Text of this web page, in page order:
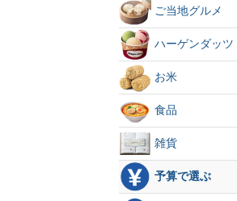
ご当地グルメ
ハーゲンダッツ
お米
食品
雑貨
予算で選ぶ